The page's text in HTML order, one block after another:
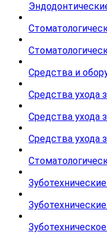
Средства и
Средства ухода
Средства ухода
Средства ухода